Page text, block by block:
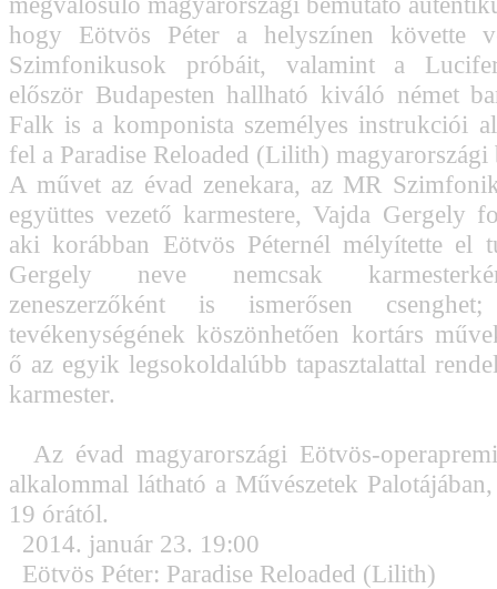
hogy Eötvös Péter a helyszínen követte
Szimfonikusok próbáit, valamint a
először Budapesten hallható kiváló német
Falk is a komponista személyes instrukciói
fel a Paradise Reloaded (Lilith) magyarországi
A művet az évad zenekara, az MR
együttes vezető karmestere, Vajda Gergely
aki korábban Eötvös Péternél mélyítette el
Gergely neve nemcsak
zeneszerzőként is ismerősen csenghet;
tevékenységének köszönhetően kortárs
ő az egyik legsokoldalúbb tapasztalattal
karmester.
Az évad magyarországi Eötvös-
alkalommal látható a Művészetek
19 órától.
2014. január 23. 19:00
Eötvös Péter: Paradise Reloaded (Lilith)